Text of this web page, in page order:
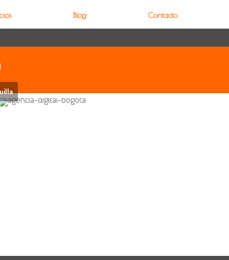
Blog Contacto